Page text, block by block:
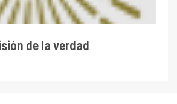
de la verdad